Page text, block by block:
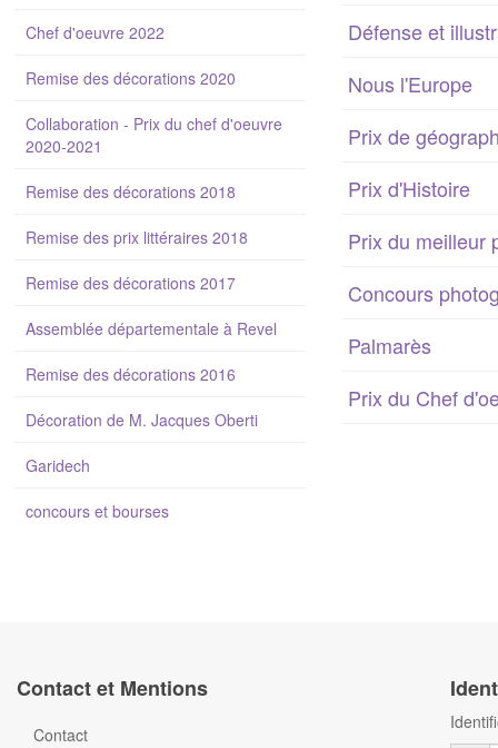
Défense et
Nous l'Europe
Prix de
Prix d'Histoire
Prix du meilleur
Concours
Palmarès
Prix du Chef
Chef d'oeuvre 2022
Remise des décorations 2020
Collaboration - Prix du chef d'oeuvre
2020-2021
Remise des décorations 2018
Remise des prix littéraires 2018
Remise des décorations 2017
Assemblée départementale à Revel
Remise des décorations 2016
Décoration de M. Jacques Oberti
Garidech
concours et bourses
Contact et Mentions
Contact